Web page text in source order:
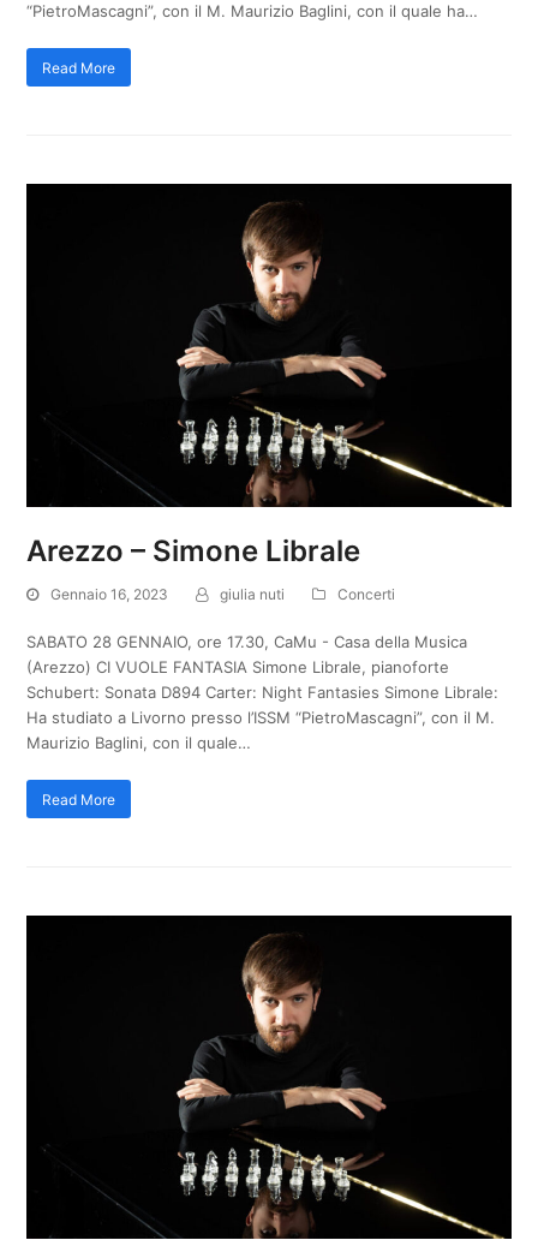
“PietroMascagni”, con il M. Maurizio Baglini, con il quale ha…
Read More
Arezzo – Simone Librale
Gennaio 16, 2023 giulia nuti Concerti
SABATO 28 GENNAIO, ore 17.30, CaMu - Casa della Musica
(Arezzo) CI VUOLE FANTASIA Simone Librale, pianoforte
Schubert: Sonata D894 Carter: Night Fantasies Simone Librale:
Ha studiato a Livorno presso l’ISSM “PietroMascagni”, con il M.
Maurizio Baglini, con il quale…
Read More